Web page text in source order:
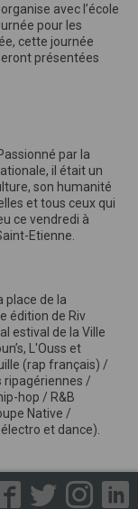
avec l’école
pour les
cette journée
présentées
par la
il était un
son humanité
et tous ceux qui
ce vendredi à
Etienne.
place de la
édition de Riv
estival de la Ville
L'Ouss et
(rap français) /
ripagériennes /
hop / R&B
Native /
et dance).